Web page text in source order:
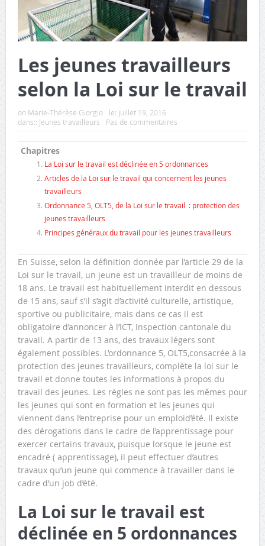
Les jeunes travailleurs
selon la Loi sur le travail
on Marie-Thérèse Giorgio le: juillet 19, 2016
dans:: Jeunes travailleurs Pas de commentaires
Chapitres
La Loi sur le travail est déclinée en 5 ordonnances
Articles de la Loi sur le travail qui concernent les jeunes
travailleurs
Ordonnance 5, OLT5, de la Loi sur le travail : protection des
jeunes travailleurs
Principes généraux du travail pour les jeunes travailleurs
En Suisse, selon la définition donnée par l’article 29 de la
Loi sur le travail, un jeune est un travailleur de moins de
18 ans. Le travail est habituellement interdit en dessous
de 15 ans, sauf s’il s’agit d’activité culturelle, artistique,
sportive ou publicitaire, mais dans ce cas il est
obligatoire d’annoncer à l’ICT, Inspection cantonale du
travail. A partir de 13 ans, des travaux légers sont
également possibles. L’ordonnance 5, OLT5,consacrée à la
protection des jeunes travailleurs, complète la loi sur le
travail et donne toutes les informations à propos du
travail des jeunes. Les règles ne sont pas les mêmes pour
les jeunes qui sont en formation et les jeunes qui
viennent dans l’entreprise pour un emploid’été. Il existe
des dérogations dans le cadre de l’apprentissage pour
exercer certains travaux, puisque lorsque le jeune est
encadré ( apprentissage), il peut effectuer d’autres
travaux qu’un jeune qui commence à travailler dans le
cadre d’un job d’été.
La Loi sur le travail est
déclinée en 5 ordonnances